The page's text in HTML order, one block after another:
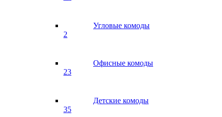
Угловые комоды
2
Офисные комоды
23
Детские комоды
35